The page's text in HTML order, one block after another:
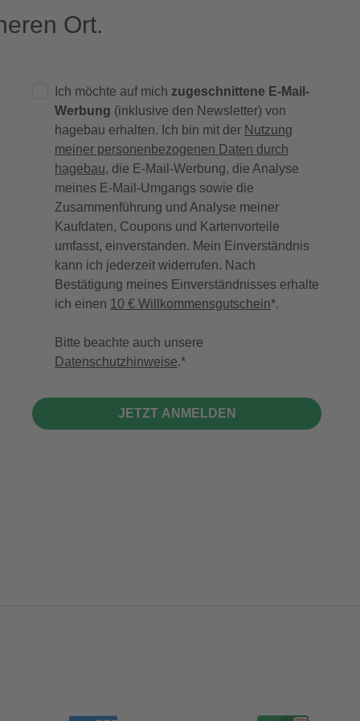
Ort.
Ich möchte auf mich zugeschnittene E-Mail-
Werbung (inklusive den Newsletter) von
hagebau erhalten. Ich bin mit der Nutzung
meiner personenbezogenen Daten durch
hagebau, die E-Mail-Werbung, die Analyse
meines E-Mail-Umgangs sowie die
Zusammenführung und Analyse meiner
Kaufdaten, Coupons und Kartenvorteile
umfasst, einverstanden. Mein Einverständnis
kann ich jederzeit widerrufen. Nach
Bestätigung meines Einverständnisses erhalte
ich einen 10 € Willkommensgutschein*.
Bitte beachte auch unsere
Datenschutzhinweise.
JETZT ANMELDEN